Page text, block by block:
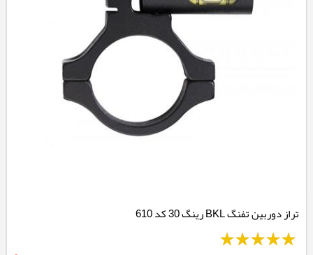
تراز دوربین تفنگ BKL رینگ 30 کد 610